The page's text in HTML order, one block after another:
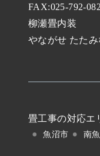
FAX:025-792-
柳瀬畳内装
やながせ たたみ
畳工事の対応エ
魚沼市 南